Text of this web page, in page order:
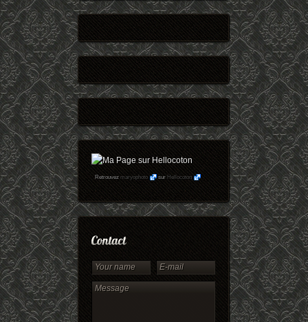
Retrouvezmaryophoto surHellocoton